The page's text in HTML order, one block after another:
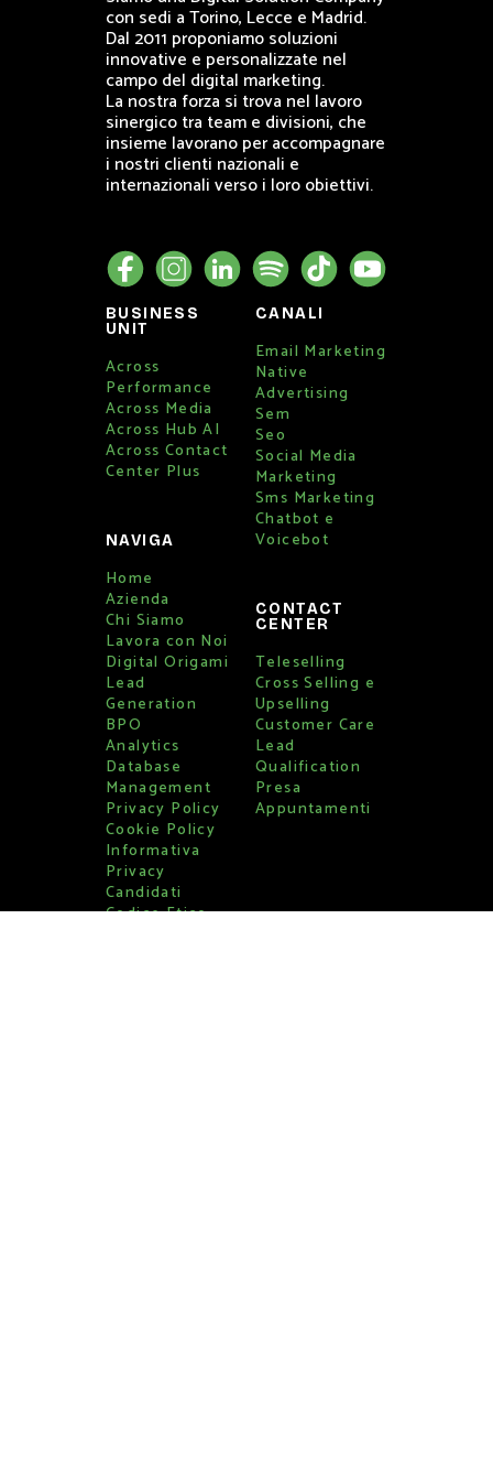
con sedi a Torino, Lecce e Madrid.
Dal 2011 proponiamo soluzioni
innovative e personalizzate nel
campo del digital marketing.
La nostra forza si trova nel lavoro
sinergico tra team e divisioni, che
insieme lavorano per accompagnare
i nostri clienti nazionali e
internazionali verso i loro obiettivi.
BUSINESS
UNIT
Across
Performance
Across Media
Across Hub AI
Across Contact
Center Plus
NAVIGA
Home
Azienda
Chi Siamo
Lavora con Noi
Digital Origami
Lead
Generation
BPO
Analytics
Database
Management
Privacy Policy
Cookie Policy
Informativa
Privacy
Candidati
Codice Etico
CANALI
Email Marketing
Native
Advertising
Sem
Seo
Social Media
Marketing
Sms Marketing
Chatbot e
Voicebot
CONTACT
CENTER
Teleselling
Cross Selling e
Upselling
Customer Care
Lead
Qualification
Presa
Appuntamenti